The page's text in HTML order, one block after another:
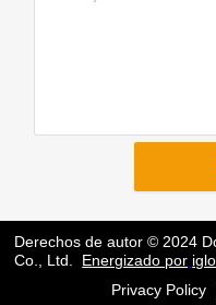
Derechos de autor © 2024
Co., Ltd.
Energizado por
Privacy Policy